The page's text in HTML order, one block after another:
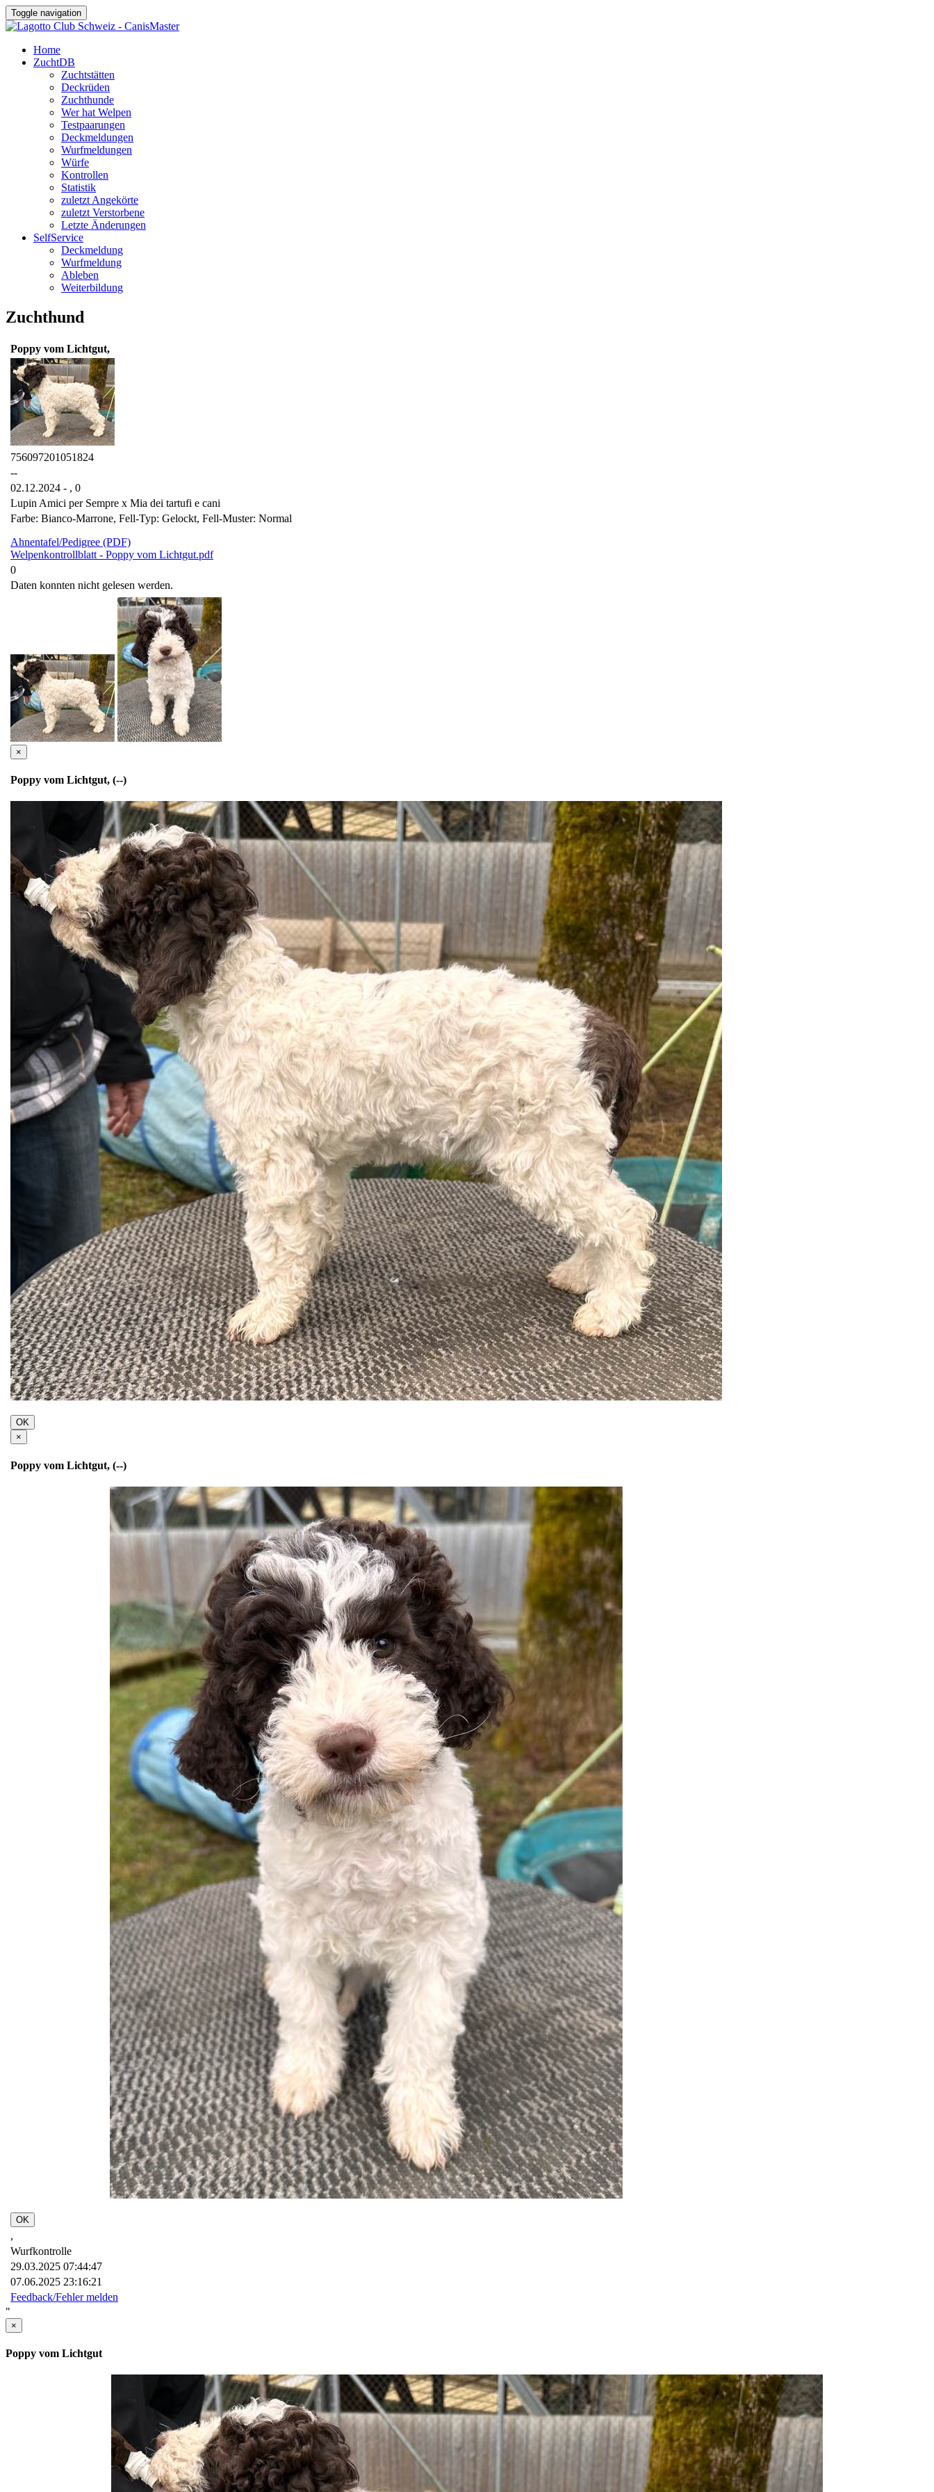
Toggle navigation
Home
ZuchtDB
Zuchtstätten
Deckrüden
Zuchthunde
Wer hat Welpen
Testpaarungen
Deckmeldungen
Wurfmeldungen
Würfe
Kontrollen
Statistik
zuletzt Angekörte
zuletzt Verstorbene
Letzte Änderungen
SelfService
Deckmeldung
Wurfmeldung
Ableben
Weiterbildung
Zuchthund
Poppy vom Lichtgut,
756097201051824
--
02.12.2024 - , 0
Lupin Amici per Sempre x Mia dei tartufi e cani
Farbe: Bianco-Marrone, Fell-Typ: Gelockt, Fell-Muster: Normal
Ahnentafel/Pedigree (PDF)
Welpenkontrollblatt - Poppy vom Lichtgut.pdf
0
Daten konnten nicht gelesen werden.
×
Poppy vom Lichtgut, (--)
OK
×
Poppy vom Lichtgut, (--)
OK
,
Wurfkontrolle
29.03.2025 07:44:47
07.06.2025 23:16:21
Feedback/Fehler melden
"
×
Poppy vom Lichtgut